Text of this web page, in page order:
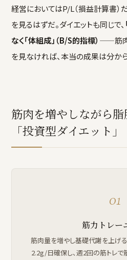
経営においてはP/L（損益計算書）
を見るはずだ。ダイエットも同じで、
なく「体組成」（B/S的指標） ——筋
を見なければ、本当の成果は分か
筋肉を増やしながら
「投資型ダイエット」
01
筋力トレー
筋肉量を増やし基礎代謝を上げ
2.2g/日確保し、週2回の筋トレで